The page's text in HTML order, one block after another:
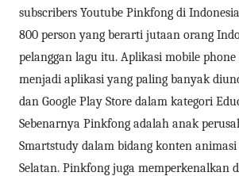
subscribers Youtube Pinkfong di
800 person yang berarti jutaan orang
pelanggan lagu itu. Aplikasi mobile
menjadi aplikasi yang paling banyak
dan Google Play Store dalam kategori
Sebenarnya Pinkfong adalah anak
Smartstudy dalam bidang konten
Selatan. Pinkfong juga memperkenalkan